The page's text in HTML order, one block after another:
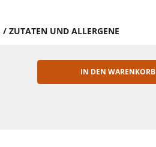
/ ZUTATEN UND ALLERGENE
IN DEN WARENKORB